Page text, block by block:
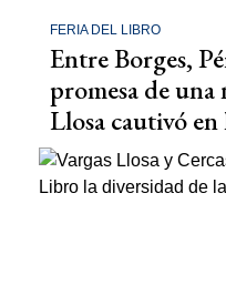
FERIA DEL LIBRO
Entre Borges,
promesa de una
Llosa cautivó en